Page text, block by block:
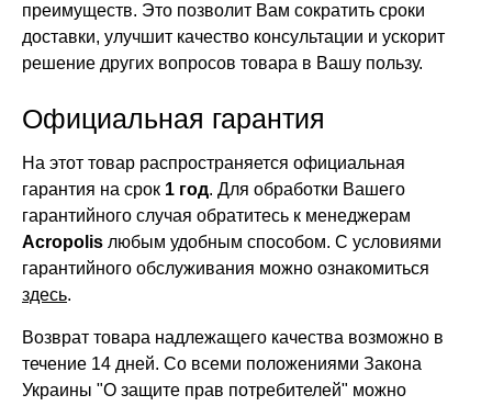
преимуществ. Это позволит Вам сократить сроки
доставки, улучшит качество консультации и ускорит
решение других вопросов товара в Вашу пользу.
Официальная гарантия
На этот товар распространяется официальная
гарантия на срок 1 год. Для обработки Вашего
гарантийного случая обратитесь к менеджерам
Acropolis любым удобным способом. С условиями
гарантийного обслуживания можно ознакомиться
здесь.
Возврат товара надлежащего качества возможно в
течение 14 дней. Со всеми положениями Закона
Украины "О защите прав потребителей" можно